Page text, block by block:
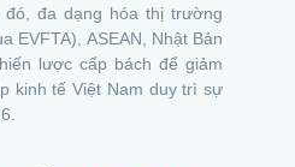
đa dạng hóa thị trường
EVFTA), ASEAN, Nhật Bản
lược cấp bách để giảm
kinh tế Việt Nam duy trì sự